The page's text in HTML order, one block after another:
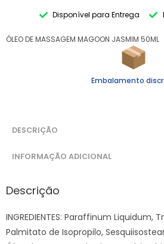
Disponível para Entrega
ÓLEO DE MASSAGEM MAGOON JASMIM 50ML
Embalamento
DESCRIÇÃO
INFORMAÇÃO ADICIONAL
Descrição
INGREDIENTES: Paraffinum
Palmitato de Isopropilo,